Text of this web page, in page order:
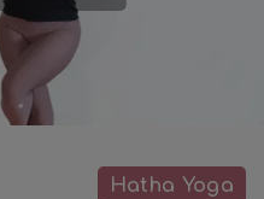
Hatha Yoga